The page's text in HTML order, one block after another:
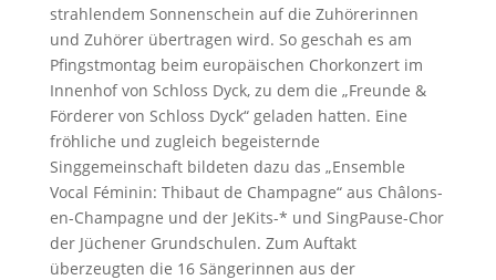
strahlendem Sonnenschein auf die Zuhörerinnen
und Zuhörer übertragen wird. So geschah es am
Pfingstmontag beim europäischen Chorkonzert im
Innenhof von Schloss Dyck, zu dem die „Freunde &
Förderer von Schloss Dyck“ geladen hatten. Eine
fröhliche und zugleich begeisternde
Singgemeinschaft bildeten dazu das „Ensemble
Vocal Féminin: Thibaut de Champagne“ aus Châlons-
en-Champagne und der JeKits-* und SingPause-Chor
der Jüchener Grundschulen. Zum Auftakt
überzeugten die 16 Sängerinnen aus der